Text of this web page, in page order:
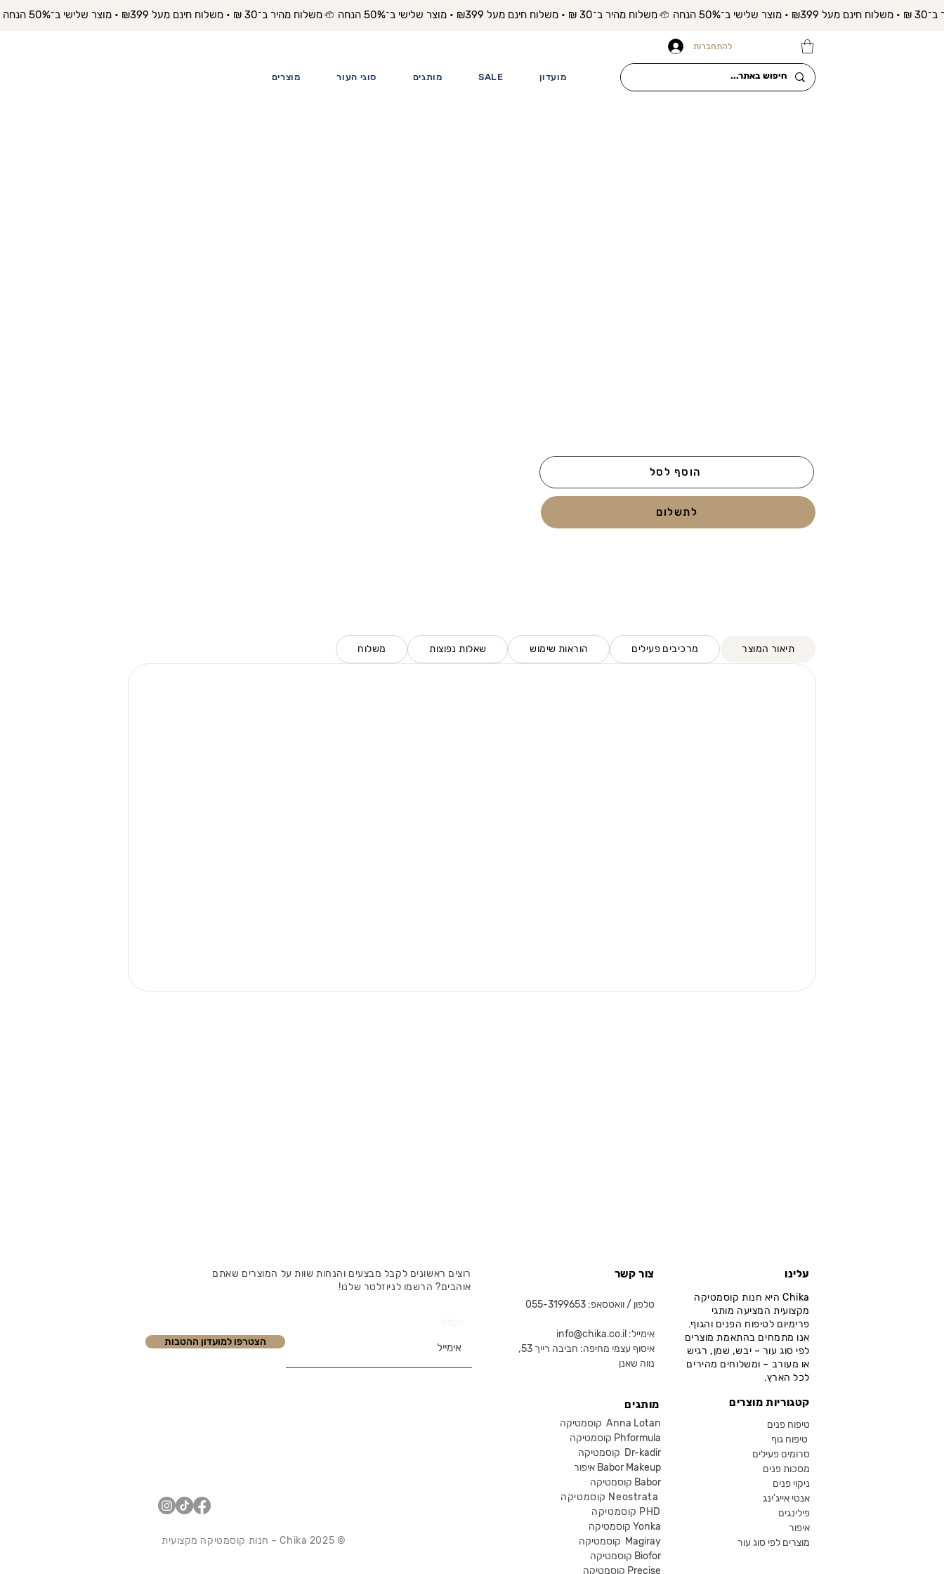
משלוח מהיר ב־30 ₪ • משלוח חינם מעל ₪399 • מוצר שלישי ב־50% הנחה
מוצרים סוגי העור מותגים SALE מועדון
להתחברות
הוסף לסל
לתשלום
תיאור המוצר מרכיבים פעילים הוראות שימוש שאלות נפוצות משלוח
רוצים ראשונים לקבל מבצעים והנחות שוות על המוצרים שאתם
אוהבים? הרשמו לניוזלטר שלנו!
הצטרפו למועדון ההטבות
© 2025 Chika – חנות קוסמטיקה מקצועית
צור קשר
טלפון / וואטסאפ: 055-3199653
אימייל: info@chika.co.il
איסוף עצמי מחיפה: חביבה רייך 53,
נווה שאנן
מותגים
קוסמטיקה Anna Lotan
קוסמטיקה Phformula
קוסמטיקה Dr-kadir
איפור Babor Makeup
קוסמטיקה Babor
קוסמטיקה Neostrata
קוסמטיקה PHD
קוסמטיקה Yonka
Magiray
קוסמטיקה Biofor
קוסמטיקה Precise
עלינו
Chika היא חנות קוסמטיקה
מקצועית המציעה מותגי
פרימיום לטיפוח הפנים והגוף.
אנו מתמחים בהתאמת מוצרים
לפי סוג עור – יבש, שמן, רגיש
או מעורב – ומשלוחים מהירים
לכל הארץ.
קטגוריות מוצרים
טיפוח פנים
טיפוח גוף
סרומים פעילים
מסכות פנים
ניקוי פנים
אנטי אייג'ינג
פילינגים
איפור
מוצרים לפי סוג עור